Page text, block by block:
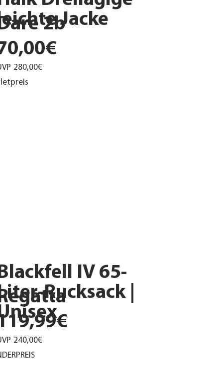
Jacke
2b
280,00€
IV 65-
Liter-Rucksack |
240,00€